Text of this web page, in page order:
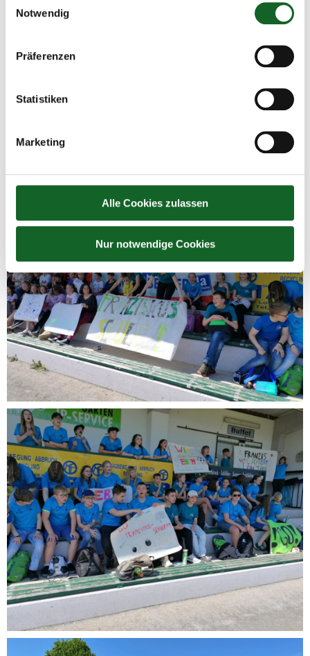
Notwendig
Präferenzen
Statistiken
Marketing
Alle Cookies zulassen
Nur notwendige Cookies